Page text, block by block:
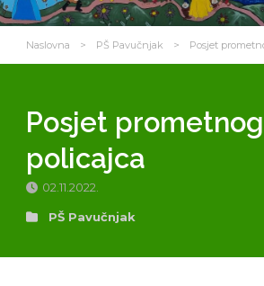
Naslovna > PŠ Pavučnjak > Posjet
Posjet prometnog
policajca
02.11.2022.
PŠ Pavučnjak